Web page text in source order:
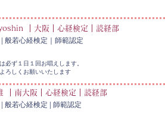
｜大阪｜心経検定｜読経部
般若心経検定｜師範認定
必ず１日１回お唱えします。
ろしくお願いいたします
｜南大阪｜心経検定｜読経部
般若心経検定 | 師範認定